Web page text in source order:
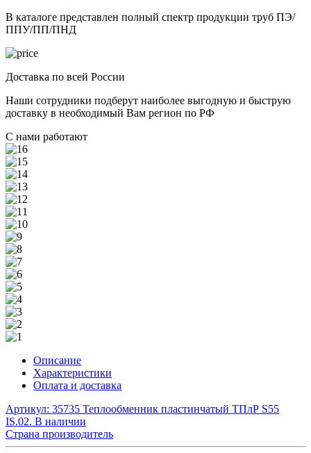
В каталоге представлен полный спектр продукции труб ПЭ/
ППУ/ПП/ПНД
Доставка по всей России
Наши сотрудники подберут наиболее выгодную и быструю
доставку в необходимый Вам регион по РФ
С нами работают
Описание
Характеристики
Оплата и доставка
Артикул: 35735 Теплообменник пластинчатый ТПлР S55
IS.02. В наличии
Страна производитель